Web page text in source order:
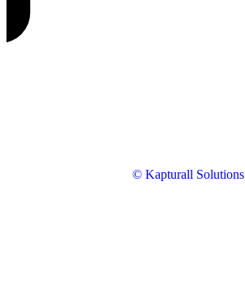
© Kapturall Solutions